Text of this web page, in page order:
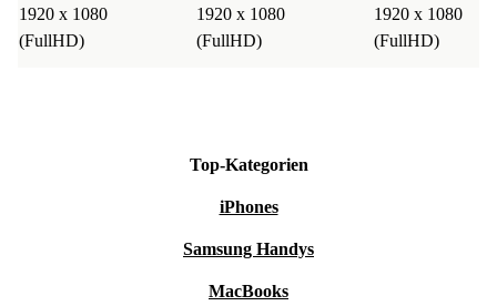
1920 x 1080
(FullHD)
1920 x 1080
(FullHD)
1920 x 1080
(FullHD)
Top-Kategorien
iPhones
Samsung Handys
MacBooks